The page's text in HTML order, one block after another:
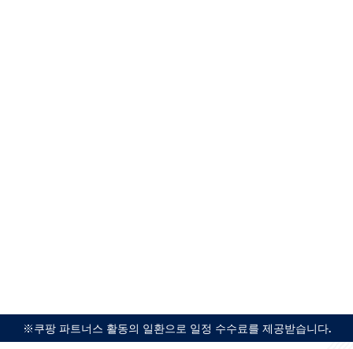
※쿠팡 파트너스 활동의 일환으로 일정 수수료를 제공받습니다.